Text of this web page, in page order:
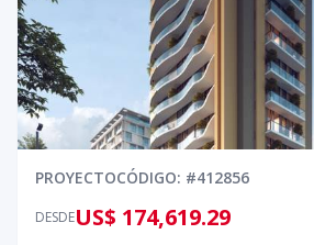
PROYECTOCÓDIGO: #412856
DESDEUS$ 174,619.29